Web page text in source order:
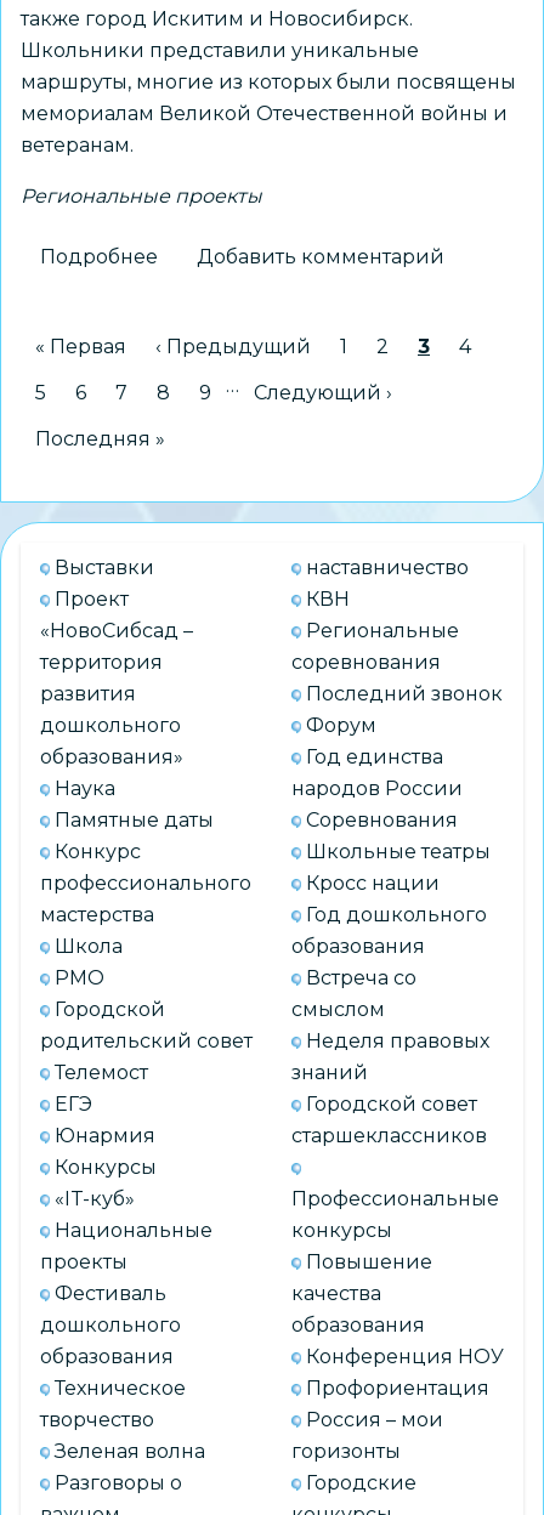
также город Искитим и Новосибирск.
Школьники представили уникальные
маршруты, многие из которых были посвящены
мемориалам Великой Отечественной войны и
ветеранам.
Региональные проекты
Подробнее
стал
победителем
экскурсионных
«Памятные
Добавить комментарий
Нумерация
Первая страница
« Первая Предыдущая страница
‹ Предыдущий Страница
1 Страница
2 Текущая
3
4
Страница
5 Страница
6 Страница
7 Страница
8 Страница
9 … Следующая страница
Следующий ›
Последняя страница
Последняя »
Выставки
Проект
«НовоСибсад –
территория
развития
дошкольного
образования»
Наука
Памятные даты
Конкурс
профессионального
мастерства
Школа
РМО
Городской
родительский совет
Телемост
ЕГЭ
Юнармия
Конкурсы
«IT-куб»
Национальные
проекты
Фестиваль
дошкольного
образования
Техническое
творчество
Зеленая волна
Разговоры о
наставничество
КВН
Региональные
соревнования
Последний звонок
Форум
Год единства
народов России
Соревнования
Школьные театры
Кросс нации
Год дошкольного
образования
Встреча со
смыслом
Неделя правовых
знаний
Городской совет
старшеклассников
Профессиональные
конкурсы
Повышение
качества
образования
Конференция НОУ
Профориентация
Россия – мои
горизонты
Городские